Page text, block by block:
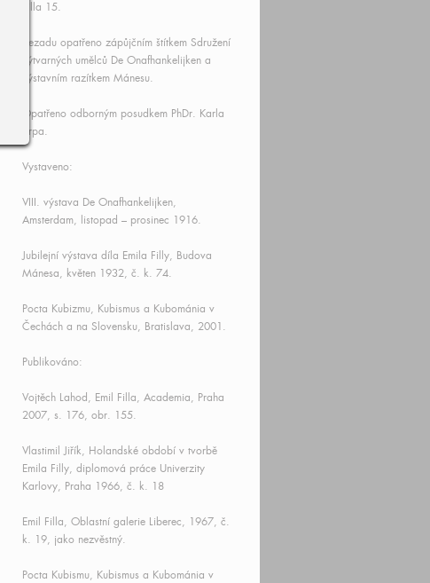
Filla 15.
Zezadu opatřeno zápůjčním štítkem Sdružení
výtvarných umělců De Onafhankelijken a
výstavním razítkem Mánesu.
Opatřeno odborným posudkem PhDr. Karla
Srpa.
Vystaveno:
VIII. výstava De Onafhankelijken,
Amsterdam, listopad – prosinec 1916.
Jubilejní výstava díla Emila Filly, Budova
Mánesa, květen 1932, č. k. 74.
Pocta Kubizmu, Kubismus a Kubománia v
Čechách a na Slovensku, Bratislava, 2001.
Publikováno:
Vojtěch Lahod, Emil Filla, Academia, Praha
2007, s. 176, obr. 155.
Vlastimil Jiřík, Holandské období v tvorbě
Emila Filly, diplomová práce Univerzity
Karlovy, Praha 1966, č. k. 18
Emil Filla, Oblastní galerie Liberec, 1967, č.
k. 19, jako nezvěstný.
Pocta Kubismu, Kubismus a Kubománia v